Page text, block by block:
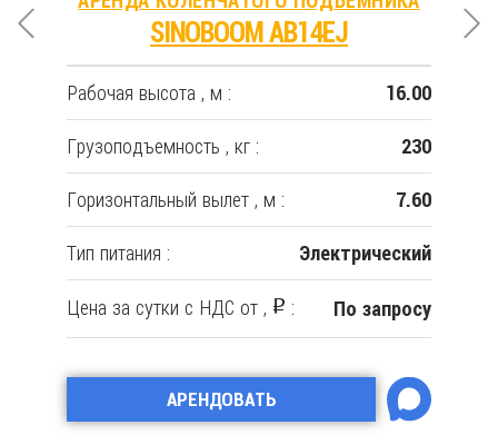
SINOBOOM AB14EJ
Рабочая высота , м : 16.00
Грузоподъемность , кг : 230
Горизонтальный вылет , м : 7.60
Тип питания : Электрический
Цена за сутки с НДС от , Р : По запросу
АРЕНДОВАТЬ